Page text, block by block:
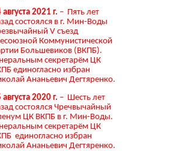
августа 2021 г. – Пять лет
состоялся в г. Мин-Воды
V съезд
Коммунистической
Большевиков (ВКПБ).
секретарём ЦК
единогласно избран
Ананьевич Дегтяренко.
августа 2020 г. – Шесть лет
состоялся Чречвычайный
ЦК ВКПБ в г. Мин-Воды.
секретарём ЦК
единогласно избран
Ананьевич Дегтяренко.